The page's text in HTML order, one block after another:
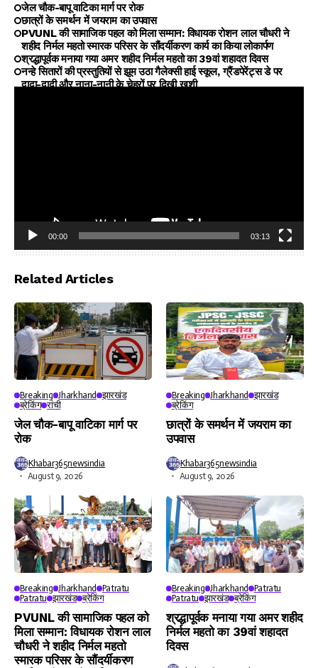
जेल चौक-बापू वाटिका मार्ग पर रोक
छात्रों के समर्थन में जयराम का उपवास
PVUNL की सामाजिक पहल को मिला सम्मान: विधायक रोशन लाल चौधरी ने
शहीद निर्मल महतो स्मारक परिसर के सौंदर्यीकरण कार्य का किया लोकार्पण
श्रद्धापूर्वक मनाया गया अमर शहीद निर्मल महतो का 39वां शहादत दिवस
नन्हे सितारों की प्रस्तुतियों से झूम उठा गैलेक्सी हाई स्कूल, ग्रैंडपेरेंट्स डे पर
दादा-दादी और नाना-नानी के चेहरों पर दिखी खुशी
Player
00:00 03:13
Related Articles
Breaking Jharkhand
झारखंड
ब्रेकिंग रांची
जेल चौक-बापू वाटिका मार्ग पर
रोक
Khabar365newsindia
August 9, 2026
Breaking Jharkhand
झारखंड
ब्रेकिंग
छात्रों के समर्थन में जयराम का
उपवास
Khabar365newsindia
August 9, 2026
Breaking Jharkhand
Patratu
Patratu झारखंड ब्रेकिंग
PVUNL की सामाजिक पहल को
मिला सम्मान: विधायक रोशन लाल
चौधरी ने शहीद निर्मल महतो
स्मारक परिसर के सौंदर्यीकरण
Breaking Jharkhand
Patratu
Patratu झारखंड ब्रेकिंग
श्रद्धापूर्वक मनाया गया अमर शहीद
निर्मल महतो का 39वां शहादत
दिवस